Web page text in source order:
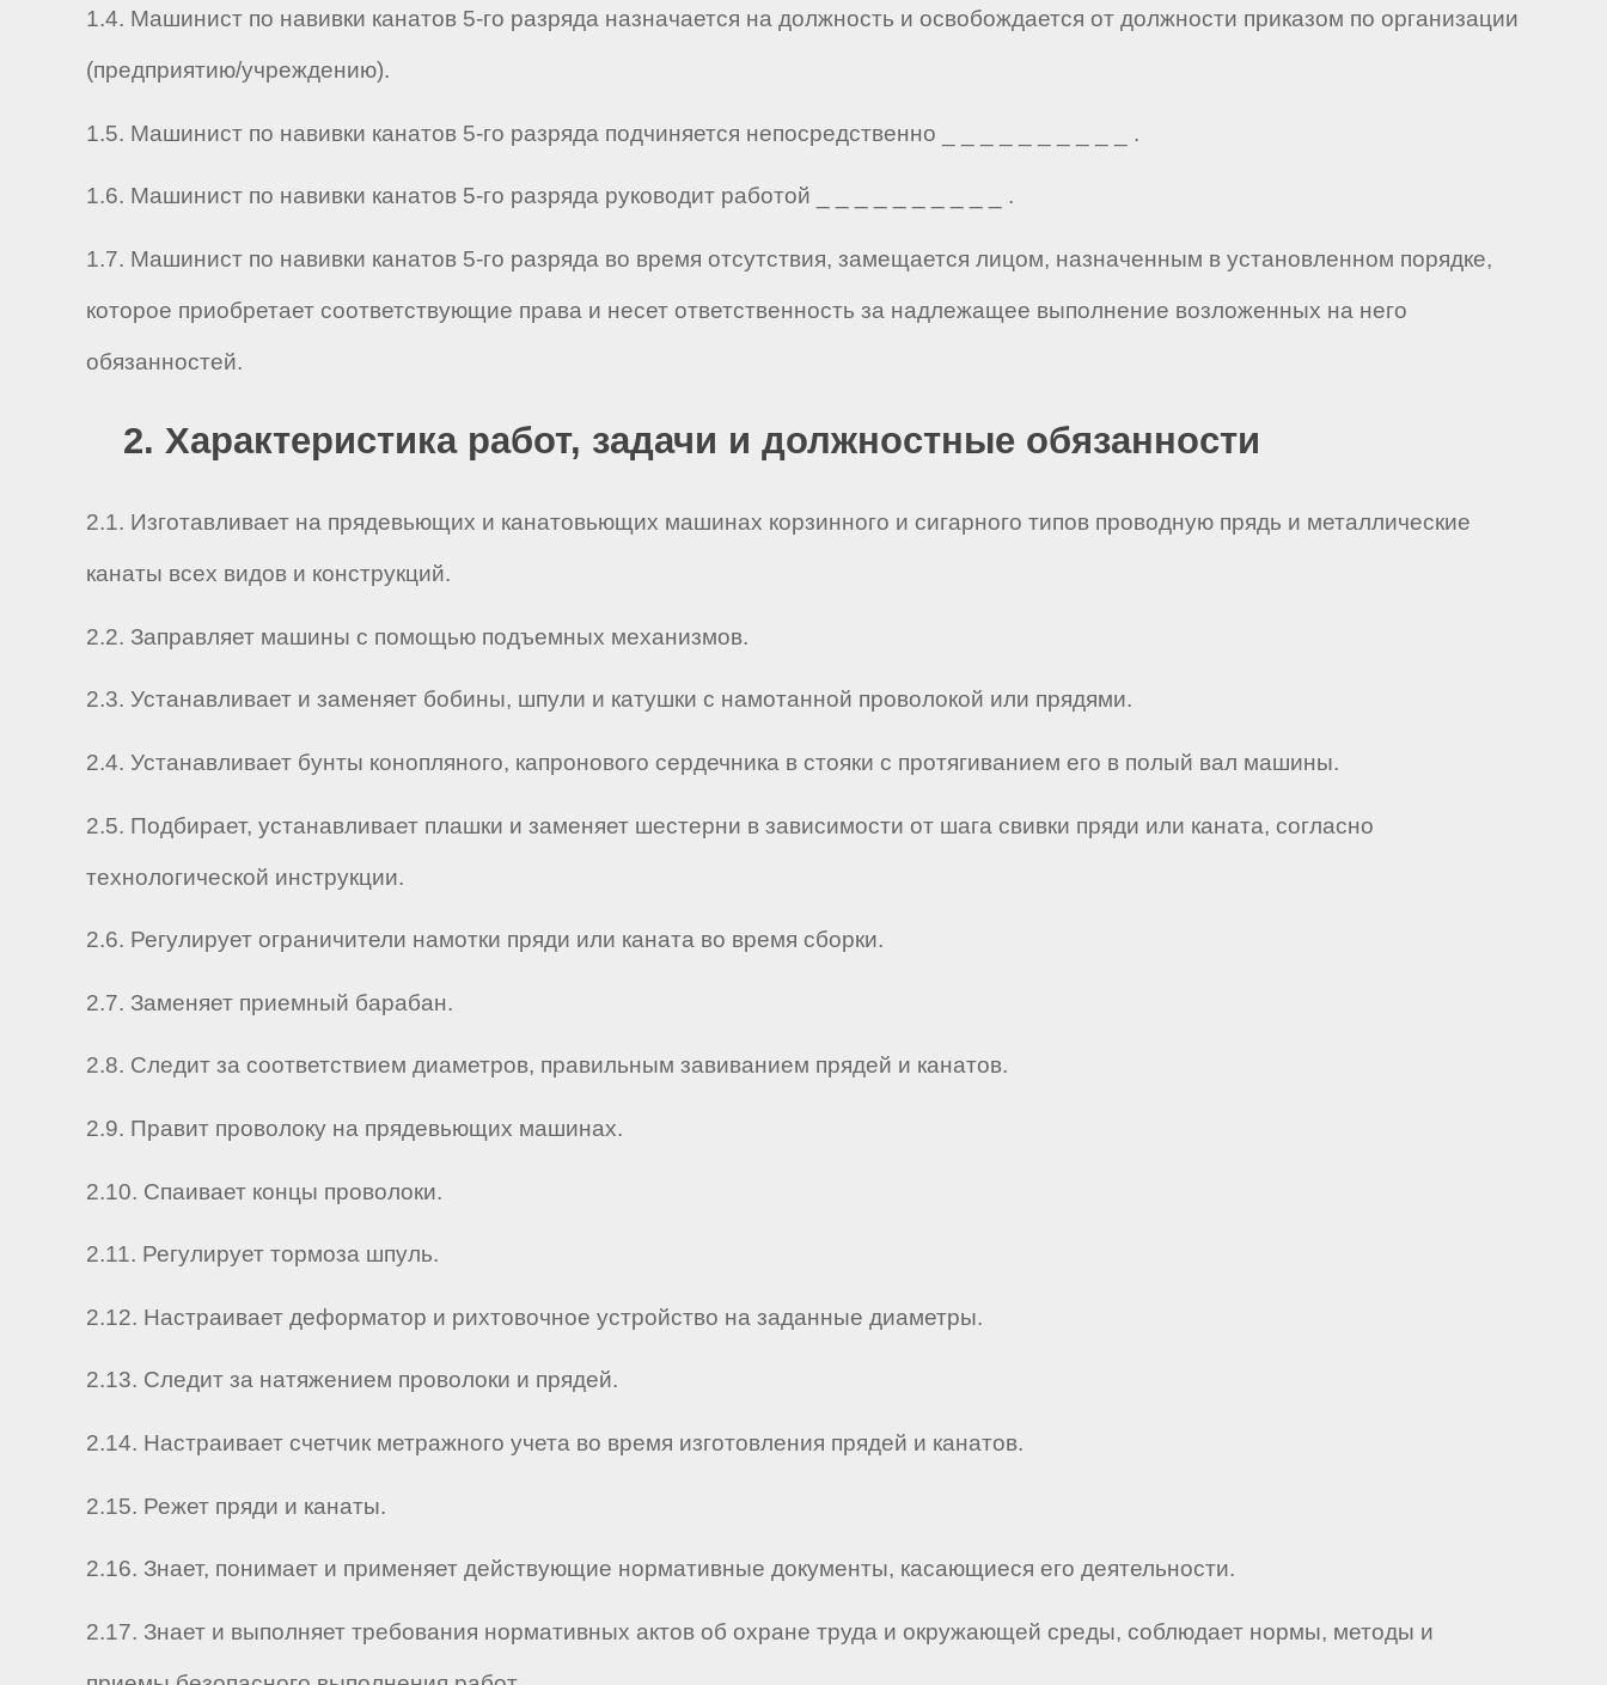
1.4. Машинист по навивки канатов 5-го разряда назначается на должность и освобождается от должности приказом по организации
(предприятию/учреждению).
1.5. Машинист по навивки канатов 5-го разряда подчиняется непосредственно _ _ _ _ _ _ _ _ _ _ .
1.6. Машинист по навивки канатов 5-го разряда руководит работой _ _ _ _ _ _ _ _ _ _ .
1.7. Машинист по навивки канатов 5-го разряда во время отсутствия, замещается лицом, назначенным в установленном порядке,
которое приобретает соответствующие права и несет ответственность за надлежащее выполнение возложенных на него
обязанностей.
2. Характеристика работ, задачи и должностные обязанности
2.1. Изготавливает на прядевьющих и канатовьющих машинах корзинного и сигарного типов проводную прядь и металлические
канаты всех видов и конструкций.
2.2. Заправляет машины с помощью подъемных механизмов.
2.3. Устанавливает и заменяет бобины, шпули и катушки с намотанной проволокой или прядями.
2.4. Устанавливает бунты конопляного, капронового сердечника в стояки с протягиванием его в полый вал машины.
2.5. Подбирает, устанавливает плашки и заменяет шестерни в зависимости от шага свивки пряди или каната, согласно
технологической инструкции.
2.6. Регулирует ограничители намотки пряди или каната во время сборки.
2.7. Заменяет приемный барабан.
2.8. Следит за соответствием диаметров, правильным завиванием прядей и канатов.
2.9. Правит проволоку на прядевьющих машинах.
2.10. Спаивает концы проволоки.
2.11. Регулирует тормоза шпуль.
2.12. Настраивает деформатор и рихтовочное устройство на заданные диаметры.
2.13. Следит за натяжением проволоки и прядей.
2.14. Настраивает счетчик метражного учета во время изготовления прядей и канатов.
2.15. Режет пряди и канаты.
2.16. Знает, понимает и применяет действующие нормативные документы, касающиеся его деятельности.
2.17. Знает и выполняет требования нормативных актов об охране труда и окружающей среды, соблюдает нормы, методы и